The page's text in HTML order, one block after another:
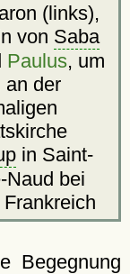
(links),
von Saba
Paulus, um
an der
in Saint-
Naud bei
Begegnung